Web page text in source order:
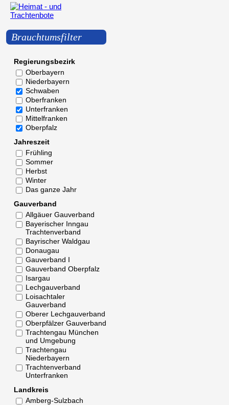
Brauchtumsfilter
Regierungsbezirk
Oberbayern
Niederbayern
Schwaben
Oberfranken
Unterfranken
Mittelfranken
Oberpfalz
Jahreszeit
Frühling
Sommer
Herbst
Winter
Das ganze Jahr
Gauverband
Allgäuer Gauverband
Bayerischer Inngau
Trachtenverband
Bayrischer Waldgau
Donaugau
Gauverband I
Gauverband Oberpfalz
Isargau
Lechgauverband
Loisachtaler
Gauverband
Oberer Lechgauverband
Oberpfälzer Gauverband
Trachtengau München
und Umgebung
Trachtengau
Niederbayern
Trachtenverband
Unterfranken
Landkreis
Amberg-Sulzbach